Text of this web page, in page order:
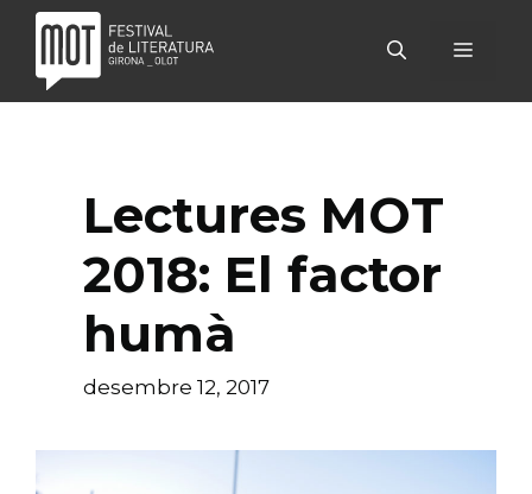
contingut
MENÚ
Lectures MOT
2018: El factor
humà
desembre 12, 2017